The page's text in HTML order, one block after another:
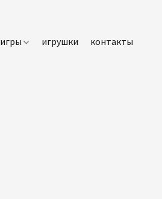
игры игрушки контакты